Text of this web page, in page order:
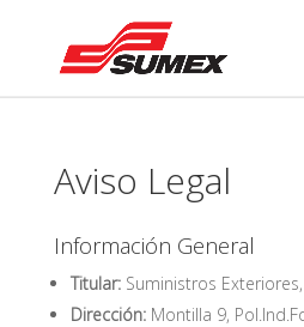
Aviso Legal
Información General
Titular:Suministros Exteriores,
Dirección:Montilla 9,